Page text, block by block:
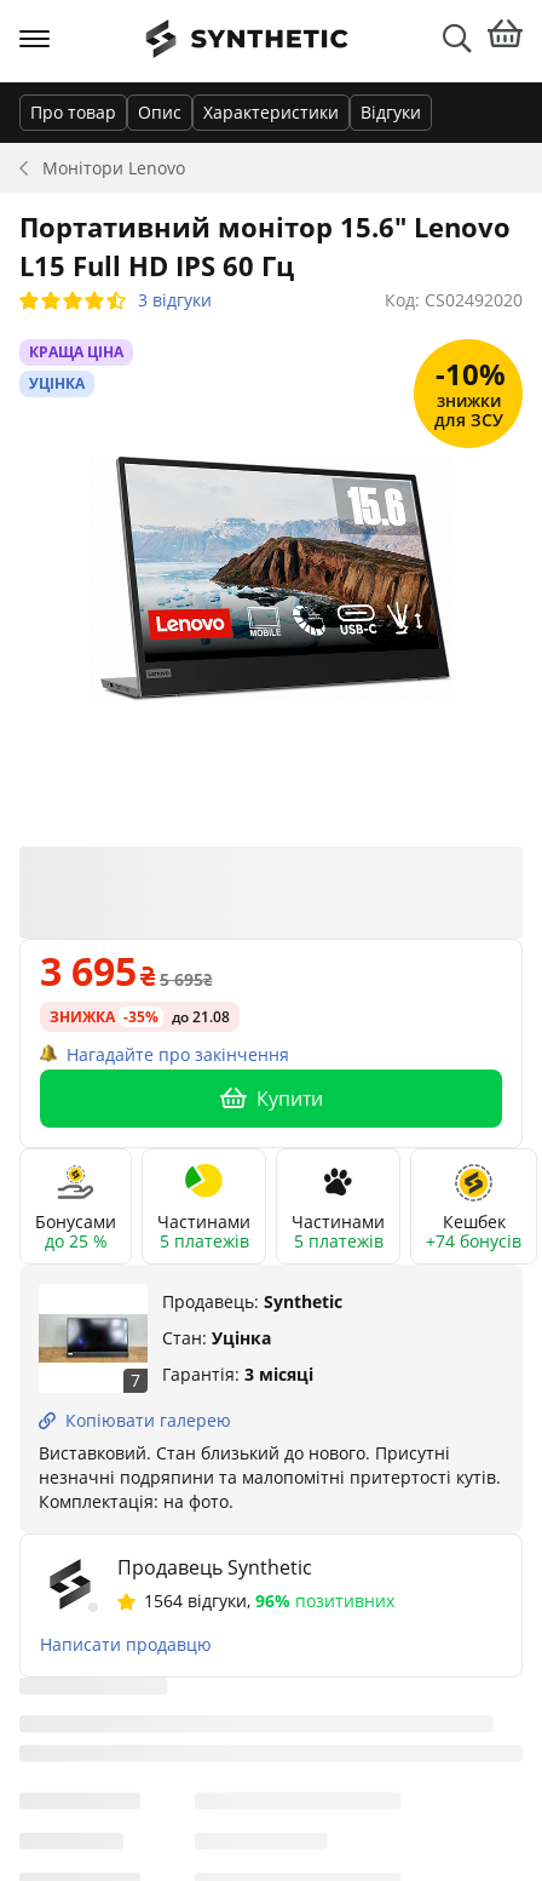
Монітори Lenovo
Про товар Опис Характеристики Відгуки
Портативний монітор 15.6" Lenovo
L15 Full HD IPS 60 Гц
3 відгуки Код: CS02492020
КРАЩА ЦІНА
УЦІНКА
-10%
знижки
для ЗСУ
3 695 5 695
ЗНИЖКА -35% до 21.08
Нагадайте про закінчення
Купити
Бонусами
до 25 %
Частинами
5 платежів
Частинами
5 платежів
Кешбек
+74 бонусів
7
Продавець: Synthetic
Стан: Уцінка
Гарантія: 3 місяці
Копіювати галерею
Виставковий. Стан близький до нового. Присутні
незначні подряпини та малопомітні притертості кутів.
Комплектація: на фото.
Продавець Synthetic
1564 відгуки, 96% позитивних
Написати продавцю